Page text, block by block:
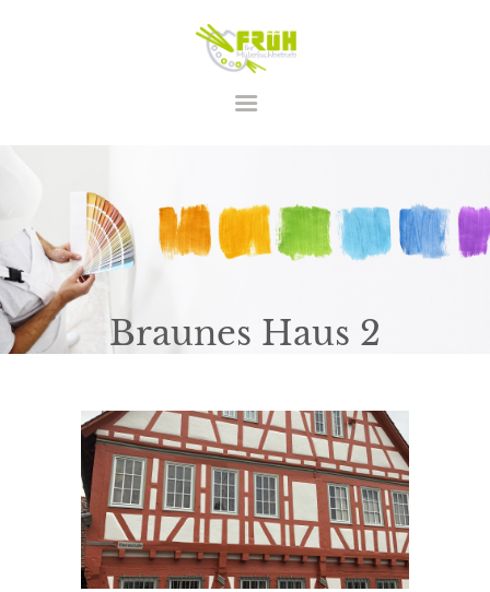
Braunes Haus 2
STARTSEITE
LEISTUNGEN
ÜBER UNS
KONTAKT